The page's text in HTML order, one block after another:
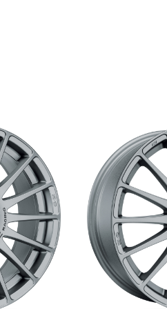
Été
Hiver
4 saisons